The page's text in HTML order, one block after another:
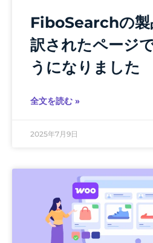
FiboSearchの製
訳されたページ
うになりました
全文を読む »
2025年7月9日